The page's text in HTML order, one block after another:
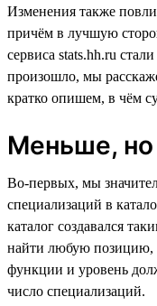
Изменения также
причём в лучшую
сервиса stats.hh.ru
произошло, мы
кратко опишем, в чём
Меньше,
Во-первых, мы
специализаций в
каталог создавался
найти любую позицию,
функции и уровень
число специализаций.